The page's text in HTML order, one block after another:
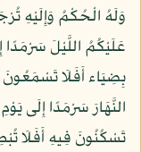
عَلَيْكُمُ اللَّيْلَ سَرْمَدًا
النَّهَارَ سَرْمَدًا إِلَى